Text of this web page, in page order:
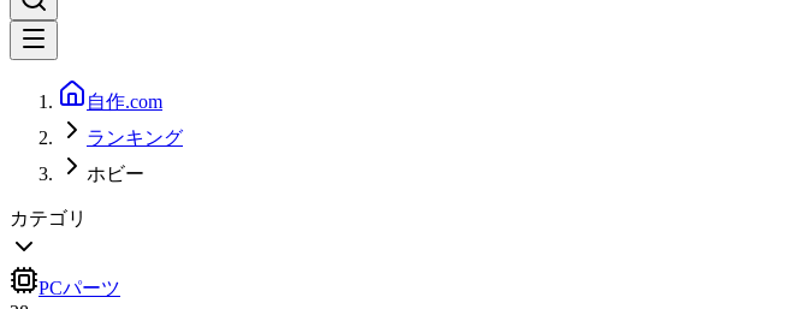
自作.com
ランキング
ホビー
カテゴリ
PCパーツ